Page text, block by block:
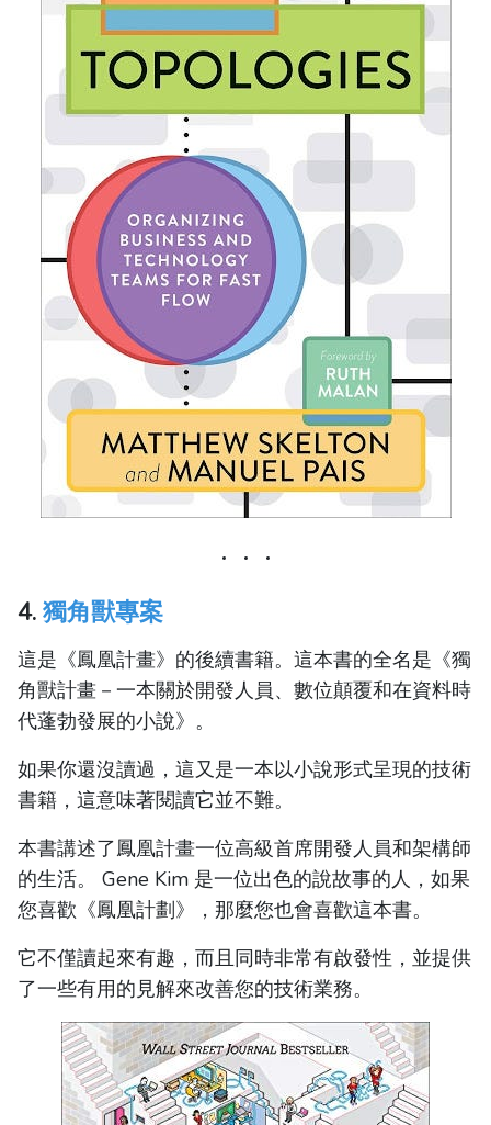
4. 獨角獸專案
這是《鳳凰計畫》的後續書籍。這本書的全名是《獨
角獸計畫－一本關於開發人員、數位顛覆和在資料時
代蓬勃發展的小說》。
如果你還沒讀過，這又是一本以小說形式呈現的技術
書籍，這意味著閱讀它並不難。
本書講述了鳳凰計畫一位高級首席開發人員和架構師
的生活。 Gene Kim 是一位出色的說故事的人，如果
您喜歡《鳳凰計劃》，那麼您也會喜歡這本書。
它不僅讀起來有趣，而且同時非常有啟發性，並提供
了一些有用的見解來改善您的技術業務。